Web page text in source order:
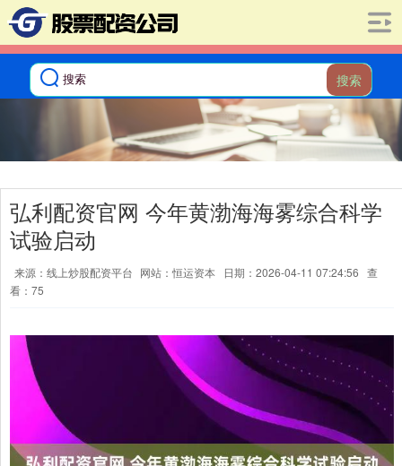
搜索
弘利配资官网 今年黄渤海海雾综合科学
试验启动
来源：线上炒股配资平台 网站：恒运资本 日期：2026-04-11 07:24:56 查
看：75